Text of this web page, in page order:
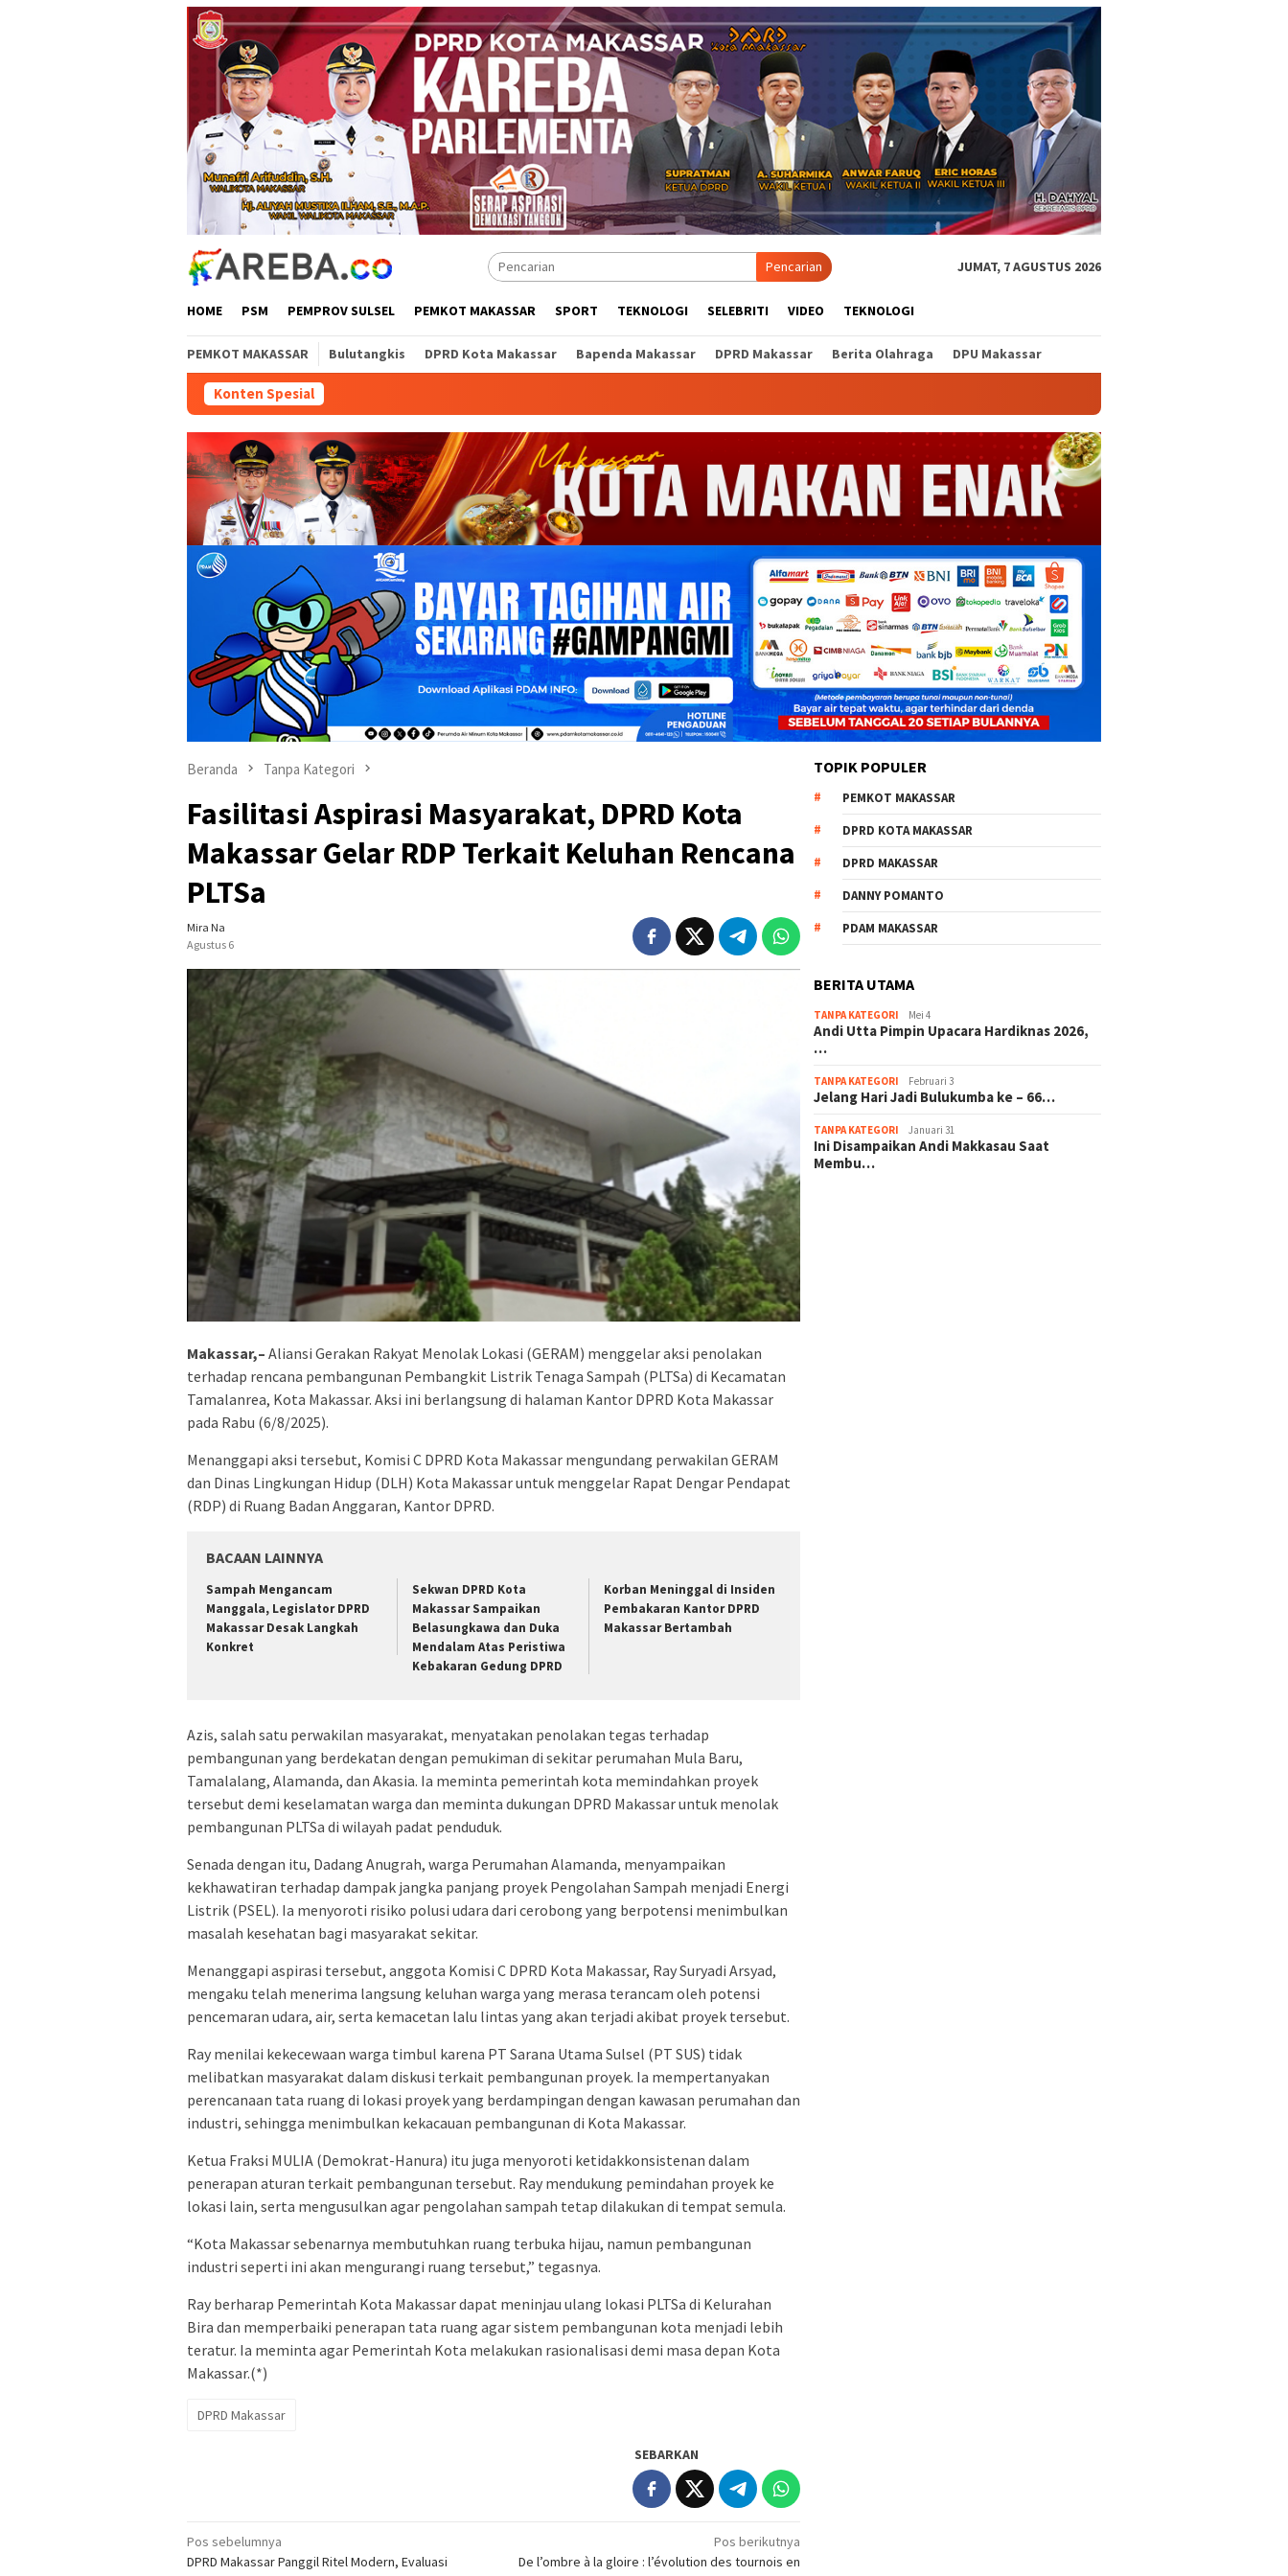
Pencarian JUMAT, 7 AGUSTUS 2026
HOME PSM PEMPROV SULSEL PEMKOT MAKASSAR SPORT TEKNOLOGI SELEBRITI VIDEO TEKNOLOGI
PEMKOT MAKASSAR Bulutangkis DPRD Kota Makassar Bapenda Makassar DPRD Makassar Berita Olahraga DPU Makassar
Konten Spesial
Beranda Tanpa Kategori
Fasilitasi Aspirasi Masyarakat, DPRD Kota
Makassar Gelar RDP Terkait Keluhan Rencana
PLTSa
Mira Na
Agustus 6
Makassar,– Aliansi Gerakan Rakyat Menolak Lokasi (GERAM) menggelar aksi penolakan
terhadap rencana pembangunan Pembangkit Listrik Tenaga Sampah (PLTSa) di Kecamatan
Tamalanrea, Kota Makassar. Aksi ini berlangsung di halaman Kantor DPRD Kota Makassar
pada Rabu (6/8/2025).
Menanggapi aksi tersebut, Komisi C DPRD Kota Makassar mengundang perwakilan GERAM
dan Dinas Lingkungan Hidup (DLH) Kota Makassar untuk menggelar Rapat Dengar Pendapat
(RDP) di Ruang Badan Anggaran, Kantor DPRD.
BACAAN LAINNYA
Sampah Mengancam
Manggala, Legislator DPRD
Makassar Desak Langkah
Konkret
Sekwan DPRD Kota
Makassar Sampaikan
Belasungkawa dan Duka
Mendalam Atas Peristiwa
Kebakaran Gedung DPRD
Korban Meninggal di Insiden
Pembakaran Kantor DPRD
Makassar Bertambah
Azis, salah satu perwakilan masyarakat, menyatakan penolakan tegas terhadap
pembangunan yang berdekatan dengan pemukiman di sekitar perumahan Mula Baru,
Tamalalang, Alamanda, dan Akasia. Ia meminta pemerintah kota memindahkan proyek
tersebut demi keselamatan warga dan meminta dukungan DPRD Makassar untuk menolak
pembangunan PLTSa di wilayah padat penduduk.
Senada dengan itu, Dadang Anugrah, warga Perumahan Alamanda, menyampaikan
kekhawatiran terhadap dampak jangka panjang proyek Pengolahan Sampah menjadi Energi
Listrik (PSEL). Ia menyoroti risiko polusi udara dari cerobong yang berpotensi menimbulkan
masalah kesehatan bagi masyarakat sekitar.
Menanggapi aspirasi tersebut, anggota Komisi C DPRD Kota Makassar, Ray Suryadi Arsyad,
mengaku telah menerima langsung keluhan warga yang merasa terancam oleh potensi
pencemaran udara, air, serta kemacetan lalu lintas yang akan terjadi akibat proyek tersebut.
Ray menilai kekecewaan warga timbul karena PT Sarana Utama Sulsel (PT SUS) tidak
melibatkan masyarakat dalam diskusi terkait pembangunan proyek. Ia mempertanyakan
perencanaan tata ruang di lokasi proyek yang berdampingan dengan kawasan perumahan dan
industri, sehingga menimbulkan kekacauan pembangunan di Kota Makassar.
Ketua Fraksi MULIA (Demokrat-Hanura) itu juga menyoroti ketidakkonsistenan dalam
penerapan aturan terkait pembangunan tersebut. Ray mendukung pemindahan proyek ke
lokasi lain, serta mengusulkan agar pengolahan sampah tetap dilakukan di tempat semula.
“Kota Makassar sebenarnya membutuhkan ruang terbuka hijau, namun pembangunan
industri seperti ini akan mengurangi ruang tersebut,” tegasnya.
Ray berharap Pemerintah Kota Makassar dapat meninjau ulang lokasi PLTSa di Kelurahan
Bira dan memperbaiki penerapan tata ruang agar sistem pembangunan kota menjadi lebih
teratur. Ia meminta agar Pemerintah Kota melakukan rasionalisasi demi masa depan Kota
Makassar.(*)
DPRD Makassar
SEBARKAN
Navigasi
Pos sebelumnya
DPRD Makassar Panggil Ritel Modern, Evaluasi
Pos berikutnya
De l’ombre à la gloire : l’évolution des tournois en
TOPIK POPULER
PEMKOT MAKASSAR
DPRD KOTA MAKASSAR
DPRD MAKASSAR
DANNY POMANTO
PDAM MAKASSAR
BERITA UTAMA
TANPA KATEGORI Mei 4
Andi Utta Pimpin Upacara Hardiknas 2026,
…
TANPA KATEGORI Februari 3
Jelang Hari Jadi Bulukumba ke – 66…
TANPA KATEGORI Januari 31
Ini Disampaikan Andi Makkasau Saat
Membu…